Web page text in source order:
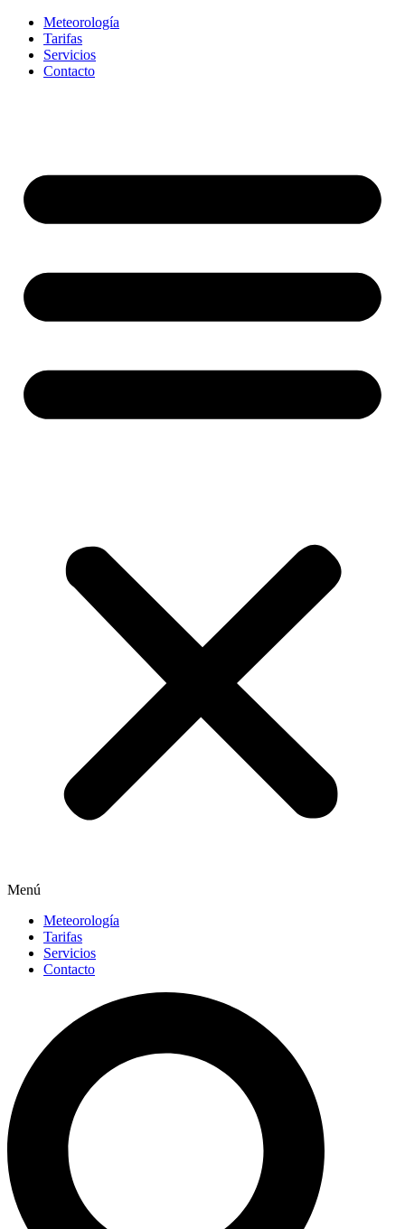
Meteorología
Tarifas
Servicios
Contacto
Menú
Meteorología
Tarifas
Servicios
Contacto